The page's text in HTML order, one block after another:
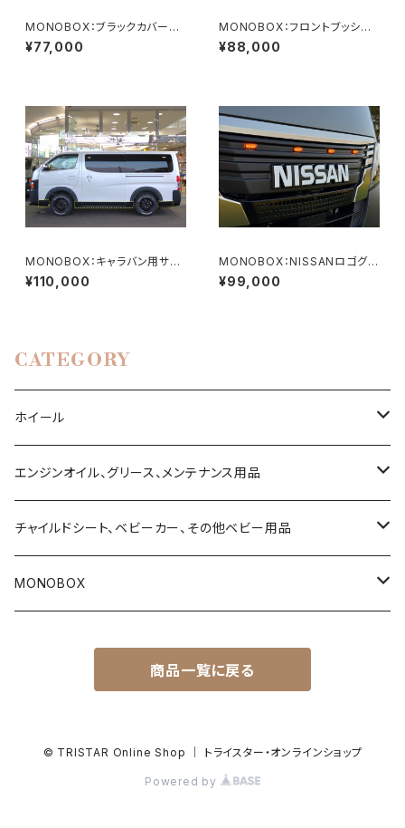
MONOBOX：ブラックカバー
ドアミラー・ドアノブ・リアガーニ
ッシュ3点セット（AES）
¥77,000
MONOBOX：フロントブッシュ
バー
¥88,000
MONOBOX：キャラバン用サイ
ドパネル（AES製）
¥110,000
MONOBOX：NISSANロゴグリ
ルカバー （LEDマーカーランプ
付）
¥99,000
CATEGORY
ホイール
ハイエース200系
タウンエース
デリカ D5
ランドクルーザー・プラド150系
ランドクルーザー・プラド120
エンジンオイル、グリース、メンテナンス用品
4ストローク用エンジンオイル
2ストローク用エンジンオイル
サスペンションフルード
ブレーキフルード
チャイルドシート、ベビーカー、その他ベビー用品
乳児用ベビーシート
トラベルシステム（ベビーシートとベビーカーのセット商品）
ベビーカー
MONOBOX
ランドクルーザー
商品一覧に戻る
© TRISTAR Online Shop ｜ トライスター・オンラインショップ
Powered by